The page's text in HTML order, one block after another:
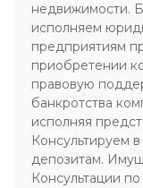
недвижимости.
исполняем
предприятиям
приобретении
правовую
банкротства
исполняя
Консультируем
депозитам.
Консультации